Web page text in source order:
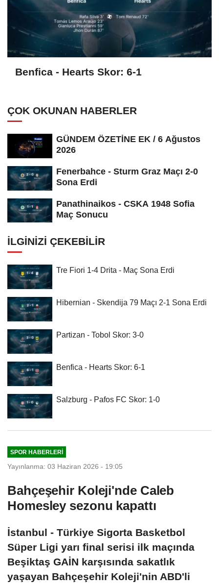
Benfica - Hearts Skor: 6-1
ÇOK OKUNAN HABERLER
GÜNDEM ÖZETİNE EK / 6 Ağustos
2026
Fenerbahce - Sturm Graz Maçı 2-0
Sona Erdi
Panathinaikos - CSKA 1948 Sofia
Maç Sonucu
İLGINIZI ÇEKEBILIR
Tre Fiori 1-4 Drita - Maç Sona Erdi
Hibernian - Skendija 79 Maçı 2-1 Sona Erdi
Partizan - Tobol Skor: 3-0
Benfica - Hearts Skor: 6-1
Salzburg - Pafos FC Skor: 1-0
SPOR HABERLERI
Yayınlanma: 03 Haziran 2026 - 19:05
Bahçeşehir Koleji'nde Caleb
Homesley sezonu kapattı
İstanbul - Türkiye Sigorta Basketbol
Süper Ligi yarı final serisi ilk maçında
Beşiktaş GAİN karşısında sakatlık
yaşayan Bahçeşehir Koleji'nin ABD'li